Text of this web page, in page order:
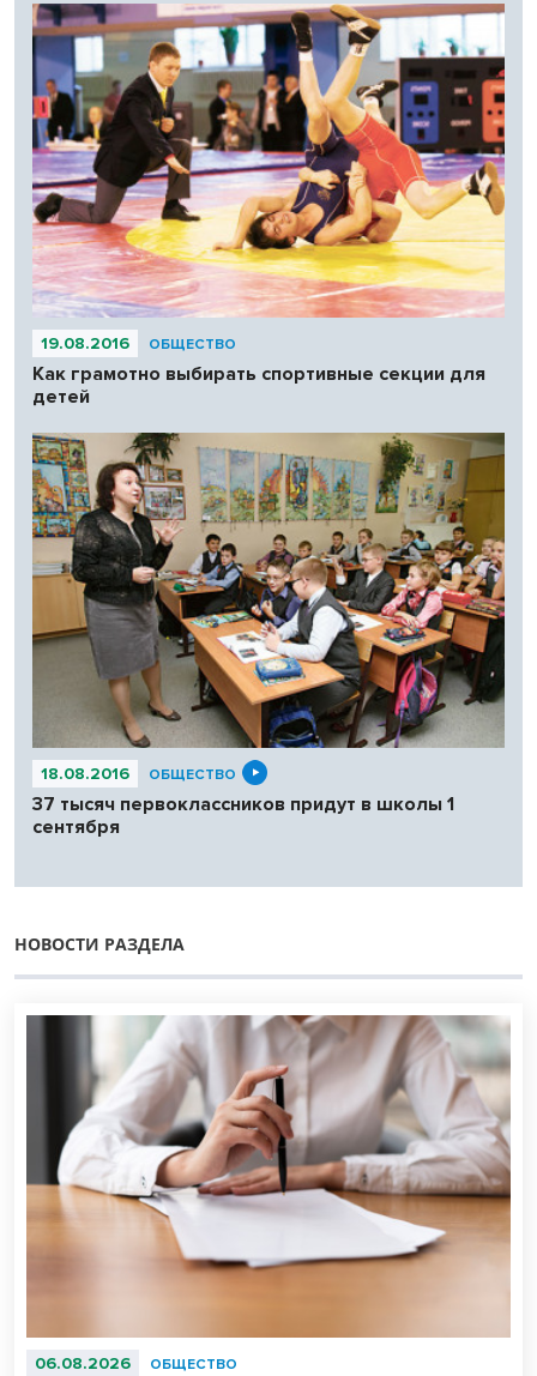
19.08.2016 ОБЩЕСТВО
Как грамотно выбирать спортивные секции для
детей
18.08.2016 ОБЩЕСТВО
37 тысяч первоклассников придут в школы 1
сентября
НОВОСТИ РАЗДЕЛА
06.08.2026 ОБЩЕСТВО